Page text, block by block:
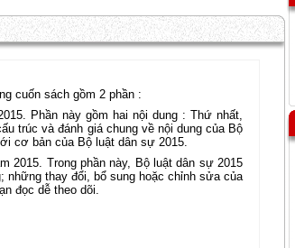
cuốn sách gồm 2 phần :
Phần này gồm hai nội dung : Thứ nhất,
trúc và đánh giá chung về nội dung của Bộ
cơ bản của Bộ luật dân sự 2015.
2015. Trong phần này, Bộ luật dân sự 2015
thay đổi, bổ sung hoặc chỉnh sửa của
đọc dễ theo dõi.